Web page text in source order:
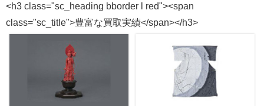
<h3 class="sc_heading bborder l red"><span
class="sc_title">豊富な買取実績</span></h3>